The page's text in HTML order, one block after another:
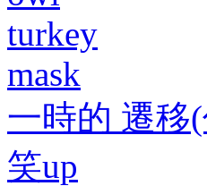
turkey
mask
一時的 遷移
笑up